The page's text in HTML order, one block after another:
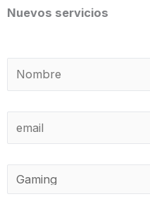
Nuevos servicios